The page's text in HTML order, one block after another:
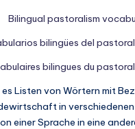
Bilingual pastoralism
bilingües del
bilingues du
Listen von Wörtern mit
in
einer Sprache in eine